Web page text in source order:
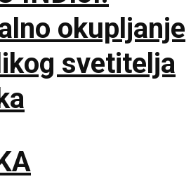
okupljanje
svetitelja